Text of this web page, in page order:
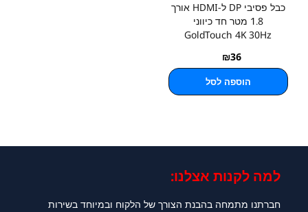
כבל פסיבי DP ל-HDMI אורך
1.8 מטר חד כיווני
GoldTouch 4K 30Hz
₪36
הוספה לסל
למה לקנות אצלנו:​
חברתנו מתמחה בהבנת הצורך של הלקוח ובמיוחד בשירות